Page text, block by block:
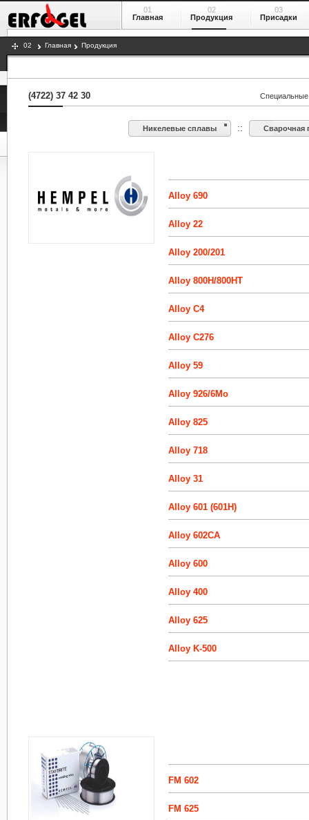
01
Главная
02
Продукция
03
Присадки
02 Главная Продукция
Специальные
(4722) 37 42 30
Никелевые сплавы :: Сварочная
Alloy 690
Alloy 22
Alloy 200/201
Alloy 800H/800HT
Alloy C4
Alloy C276
Alloy 59
Alloy 926/6Mo
Alloy 825
Alloy 718
Alloy 31
Alloy 601 (601H)
Alloy 602CA
Alloy 600
Alloy 400
Alloy 625
Alloy K-500
FM 602
FM 625